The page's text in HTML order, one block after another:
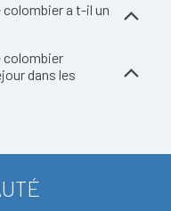
a t-il un
colombier
dans les